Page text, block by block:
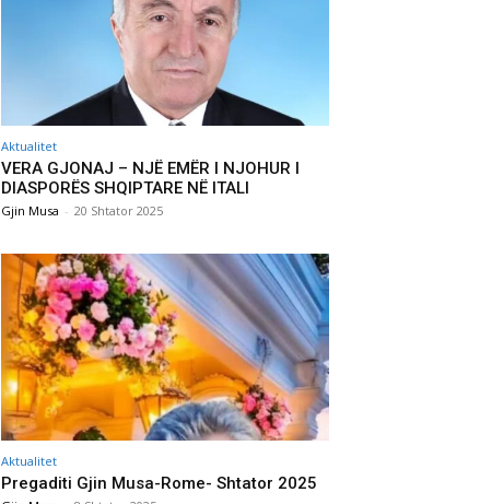
Aktualitet
VERA GJONAJ – NJË EMËR I NJOHUR I
DIASPORËS SHQIPTARE NË ITALI
Gjin Musa - 20 Shtator 2025
Aktualitet
Pregaditi Gjin Musa-Rome- Shtator 2025